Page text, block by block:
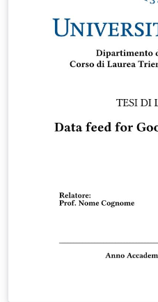
secondo gusto (e
abbia fatto io.